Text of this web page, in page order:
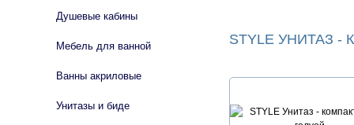
STYLE УНИТАЗ -
Душевые кабины
Мебель для ванной
Ванны акриловые
Унитазы и биде